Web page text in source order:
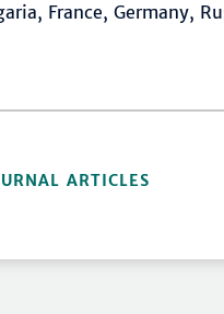
France, Germany,
ARTICLES